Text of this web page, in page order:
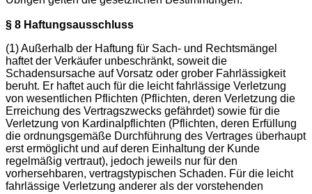
§ 8 Haftungsausschluss
(1) Außerhalb der Haftung für Sach- und Rechtsmängel
haftet der Verkäufer unbeschränkt, soweit die
Schadensursache auf Vorsatz oder grober Fahrlässigkeit
beruht. Er haftet auch für die leicht fahrlässige Verletzung
von wesentlichen Pflichten (Pflichten, deren Verletzung die
Erreichung des Vertragszwecks gefährdet) sowie für die
Verletzung von Kardinalpflichten (Pflichten, deren Erfüllung
die ordnungsgemäße Durchführung des Vertrages überhaupt
erst ermöglicht und auf deren Einhaltung der Kunde
regelmäßig vertraut), jedoch jeweils nur für den
vorhersehbaren, vertragstypischen Schaden. Für die leicht
fahrlässige Verletzung anderer als der vorstehenden